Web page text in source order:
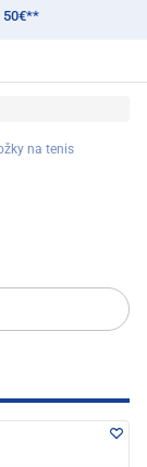
50€**
na tenis